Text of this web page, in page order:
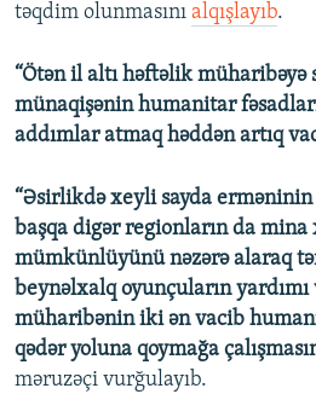
təqdim olunmasını alqışlayıb.
“Ötən il altı həftəlik müharibəyə
münaqişənin humanitar
addımlar atmaq həddən artıq
“Əsirlikdə xeyli sayda
başqa digər regionların da mina
mümkünlüyünü nəzərə alaraq
beynəlxalq oyunçuların yardımı
müharibənin iki ən vacib
qədər yoluna qoymağa
məruzəçi vurğulayıb.